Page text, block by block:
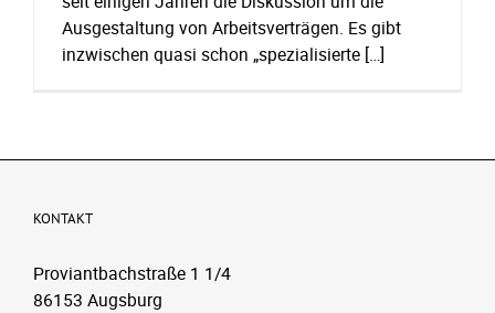
Ausgestaltung von Arbeitsverträgen. Es gibt
inzwischen quasi schon „spezialisierte […]
KONTAKT
Proviantbachstraße 1 1/4
86153 Augsburg